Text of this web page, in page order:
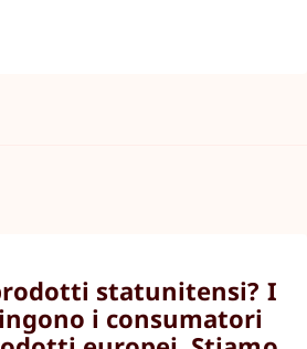
statunitensi? I
i consumatori